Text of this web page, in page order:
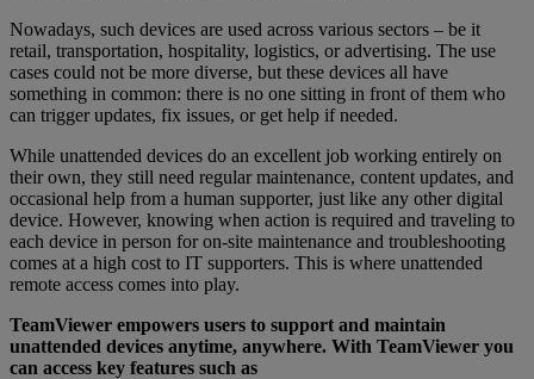
Nowadays, such devices are used across various sectors – be it
retail, transportation, hospitality, logistics, or advertising. The use
cases could not be more diverse, but these devices all have
something in common: there is no one sitting in front of them who
can trigger updates, fix issues, or get help if needed.
While unattended devices do an excellent job working entirely on
their own, they still need regular maintenance, content updates, and
occasional help from a human supporter, just like any other digital
device. However, knowing when action is required and traveling to
each device in person for on-site maintenance and troubleshooting
comes at a high cost to IT supporters. This is where unattended
remote access comes into play.
TeamViewer empowers users to support and maintain
unattended devices anytime, anywhere. With TeamViewer you
can access key features such as